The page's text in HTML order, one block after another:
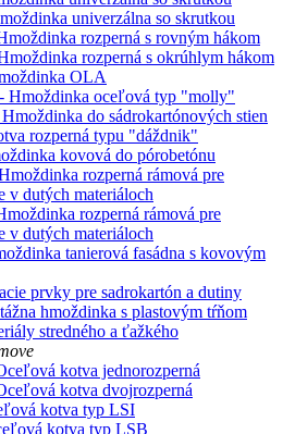
univerzálna so skrutkou
rozperná s rovným hákom
rozperná s okrúhlym hákom
OLA
Hmoždinka oceľová typ "molly"
do sádrokartónových stien
rozperná typu "dáždnik"
kovová do pórobetónu
rozperná rámová pre
v dutých materiáloch
rozperná rámová pre
v dutých materiáloch
tanierová fasádna s kovovým
prvky pre sadrokartón a dutiny
hmoždinka s plastovým tŕňom
stredného a ťažkého
kotva jednorozperná
kotva dvojrozperná
kotva typ LSI
kotva typ LSB